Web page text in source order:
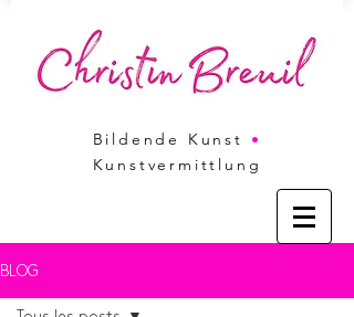
Bildende Kunst •
Kunstvermittlung
BLOG